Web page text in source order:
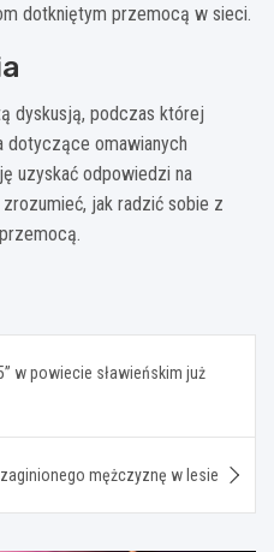
dotkniętym przemocą w sieci.
dyskusją, podczas której
dotyczące omawianych
uzyskać odpowiedzi na
jak radzić sobie z
w powiecie sławieńskim już
mężczyznę w lesie